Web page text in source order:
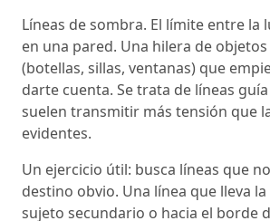
Líneas de sombra. El límite entre la
en una pared. Una hilera de
(botellas, sillas, ventanas) que
darte cuenta. Se trata de líneas
suelen transmitir más tensión que
evidentes.
Un ejercicio útil: busca líneas que
destino obvio. Una línea que lleva
sujeto secundario o hacia el borde